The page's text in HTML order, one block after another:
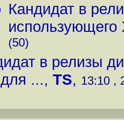
Кандидат в
использующего
(50)
в релизы
..., TS, 13:10 ,